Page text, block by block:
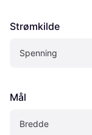
Strømkilde
Spenning
Mål
Bredde